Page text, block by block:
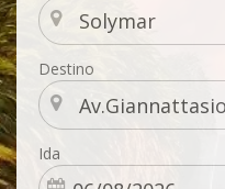
Destino
Ida